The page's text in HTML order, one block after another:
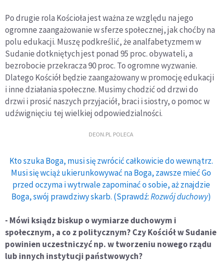
Po drugie rola Kościoła jest ważna ze względu na jego
ogromne zaangażowanie w sferze społecznej, jak choćby na
polu edukacji. Muszę podkreślić, że analfabetyzmem w
Sudanie dotkniętych jest ponad 95 proc. obywateli, a
bezrobocie przekracza 90 proc. To ogromne wyzwanie.
Dlatego Kościół będzie zaangażowany w promocję edukacji
i inne działania społeczne. Musimy chodzić od drzwi do
drzwi i prosić naszych przyjaciół, braci i siostry, o pomoc w
udźwignięciu tej wielkiej odpowiedzialności.
DEON.PL POLECA
Kto szuka Boga, musi się zwrócić całkowicie do wewnątrz.
Musi się wciąż ukierunkowywać na Boga, zawsze mieć Go
przed oczyma i wytrwale zapominać o sobie, aż znajdzie
Boga, swój prawdziwy skarb. (Sprawdź:Rozwój duchowy)
- Mówi ksiądz biskup o wymiarze duchowym i
społecznym, a co z politycznym? Czy Kościół w Sudanie
powinien uczestniczyć np. w tworzeniu nowego rządu
lub innych instytucji państwowych?